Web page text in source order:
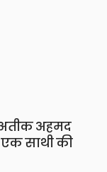
अहमद
साथी की